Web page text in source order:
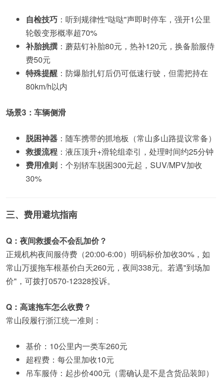
自检技巧 ：听到规律性"哒哒"声即时停车，强开1公里
轮毂变形概率超70%
补胎挑撰 ：蘑菇钉补胎80元，热补120元，换备胎服侍
费50元
特殊提醒 ：防爆胎扎钉后仍可低速行驶，但需把持在
80km/h以内
场景3：车辆侧滑
脱困神器 ：随车携带的抓地板（常山多山路提议常备）
救援流程 ：液压顶升+滑轮组牵引，处理时间约25分钟
费用准则 ：个别轿车脱困300元起，SUV/MPV加收
30%
三、费用避坑指南
Q：夜间救援会不会乱加价？
正规机构夜间服侍费（20:00-6:00）明码标价加收30%，如
常山万援拖车根基价白天260元，夜间338元。若遇"到场加
价"，可拨打0570-12328投诉。
Q：高速拖车怎么收费？
常山段履行浙江统一准则：
基价：10公里内一类车260元
超程费：每公里加收10元
吊车服侍：起步价400元（需确认是不是含货品装卸）